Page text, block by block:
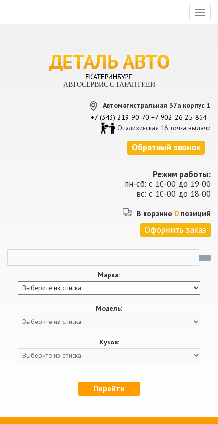
АВТОСЕРВИС С ГАРАНТИЕЙ
Автомагистральная 37а корпус 1
+7 (343) 219-90-70 +7-902-26-25-864
Опалихинская 16 точка выдачи
Обратный звонок
Режим работы:
пн-сб: с 10-00 до 19-00
вс: с 10-00 до 18-00
В корзине 0 позиций
Оформить заказ
Марка:
Модель:
Кузов:
Перейти